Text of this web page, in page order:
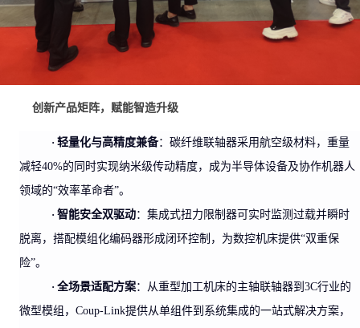
创新产品矩阵，赋能智造升级
· 轻量化与高精度兼备：碳纤维联轴器采用航空级材料，重量
减轻40%的同时实现纳米级传动精度，成为半导体设备及协作机器人
领域的“效率革命者”。
· 智能安全双驱动：集成式扭力限制器可实时监测过载并瞬时
脱离，搭配模组化编码器形成闭环控制，为数控机床提供“双重保
险”。
· 全场景适配方案：从重型加工机床的主轴联轴器到 3C行业的
微型模组，Coup-Link提供从单组件到系统集成的一站式解决方案，